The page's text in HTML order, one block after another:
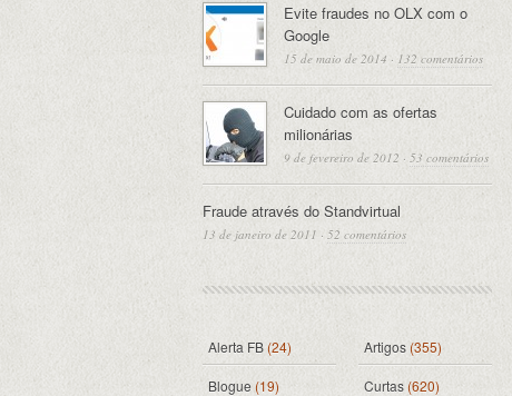
Evite fraudes no OLX com o
Google
15 de maio de 2014 · 132 comentários
Cuidado com as ofertas
milionárias
9 de fevereiro de 2012 · 53 comentários
Fraude através do Standvirtual
13 de janeiro de 2011 · 52 comentários
Alerta FB(24) Artigos(355)
Blogue(19) Curtas (620)